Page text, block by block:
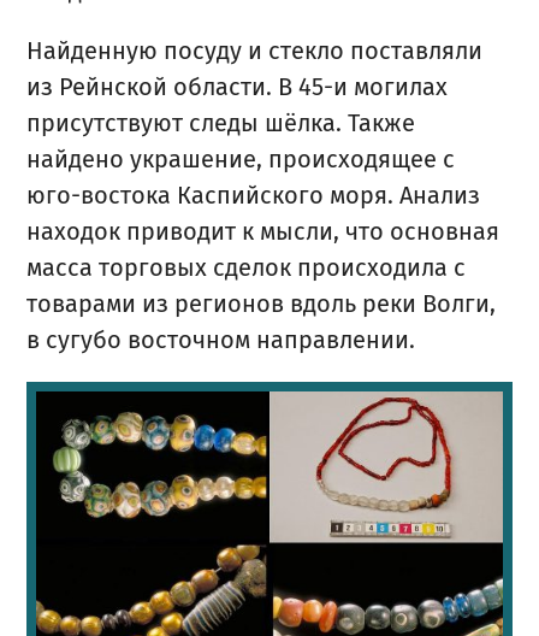
Найденную посуду и стекло поставляли
из Рейнской области. В 45-и могилах
присутствуют следы шёлка. Также
найдено украшение, происходящее с
юго-востока Каспийского моря. Анализ
находок приводит к мысли, что основная
масса торговых сделок происходила с
товарами из регионов вдоль реки Волги,
в сугубо восточном направлении.